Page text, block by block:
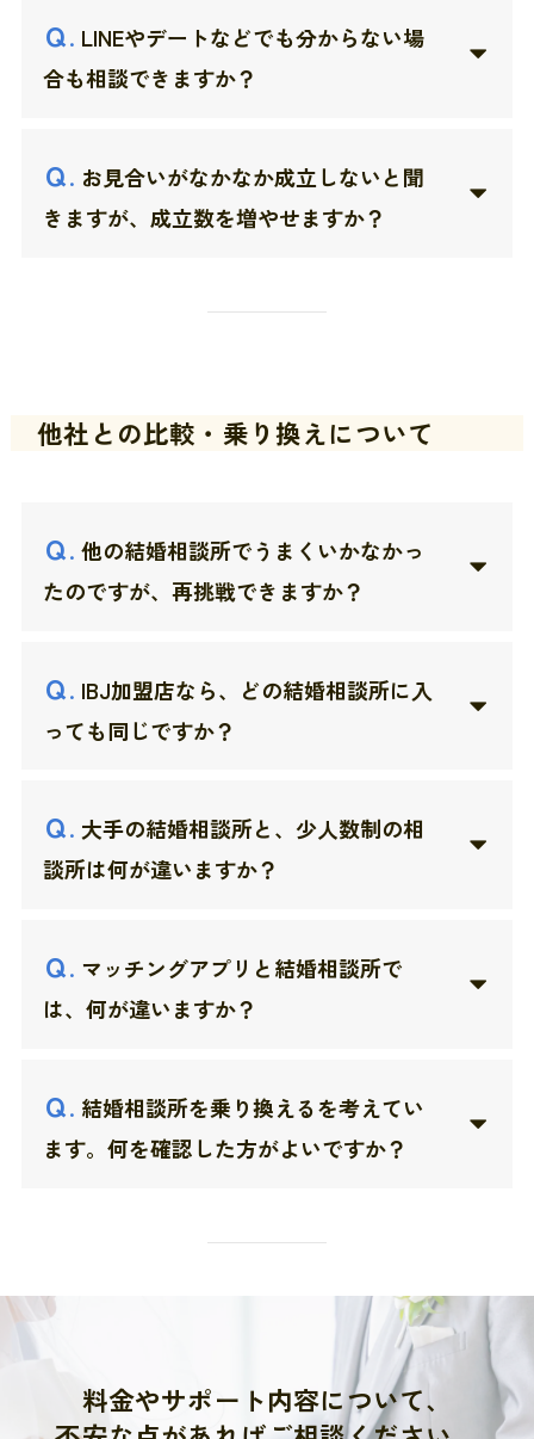
Ｑ. LINEやデートなどでも分からない場
合も相談できますか？
Ｑ. お見合いがなかなか成立しないと聞
きますが、成立数を増やせますか？
他社との比較・乗り換えについて
Ｑ. 他の結婚相談所でうまくいかなかっ
たのですが、再挑戦できますか？
Ｑ. IBJ加盟店なら、どの結婚相談所に入
っても同じですか？
Ｑ. 大手の結婚相談所と、少人数制の相
談所は何が違いますか？
Ｑ. マッチングアプリと結婚相談所で
は、何が違いますか？
Ｑ. 結婚相談所を乗り換えるを考えてい
ます。何を確認した方がよいですか？
料金やサポート内容について、